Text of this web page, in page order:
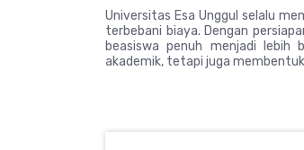
Universitas Esa Unggul selalu
terbebani biaya. Dengan
beasiswa penuh menjadi
akademik, tetapi juga